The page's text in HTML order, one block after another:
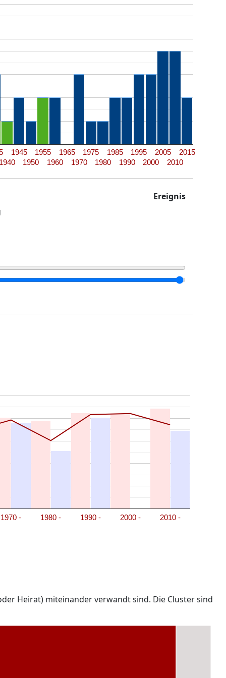
1945
1950
1955
1960
1965
1970
1975
1980
1985
1990
1995
2000
2005
2010
2015
Ereignis
1970 - 1980 - 1990 - 2000 - 2010 -
Heirat) miteinander verwandt sind. Die Cluster sind